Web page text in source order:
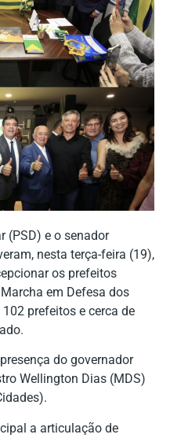
(PSD) e o senador
nesta terça-feira (19),
os prefeitos
em Defesa dos
prefeitos e cerca de
do governador
Wellington Dias (MDS)
a articulação de